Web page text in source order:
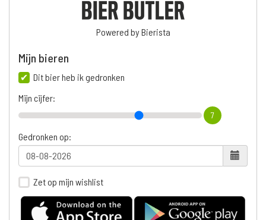
Powered by Bierista
Mijn bieren
Dit bier heb ik gedronken
Mijn cijfer:
7
Gedronken op:
Zet op mijn wishlist